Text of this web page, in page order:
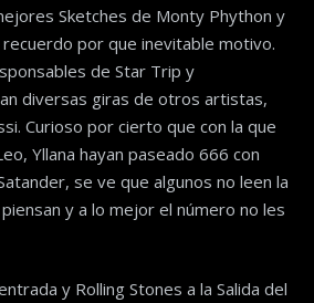
Sketches de Monty Phython y
por que inevitable motivo.
de Star Trip y
diversas giras de otros artistas,
Curioso por cierto que con la que
Yllana hayan paseado 666 con
se ve que algunos no leen la
y a lo mejor el número no les
y Rolling Stones a la Salida del